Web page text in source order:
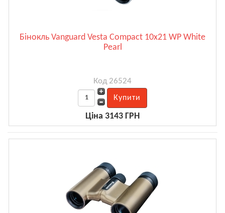
Бінокль Vanguard Vesta Compact 10x21 WP White
Pearl
Код 26524
Ціна 3143 ГРН